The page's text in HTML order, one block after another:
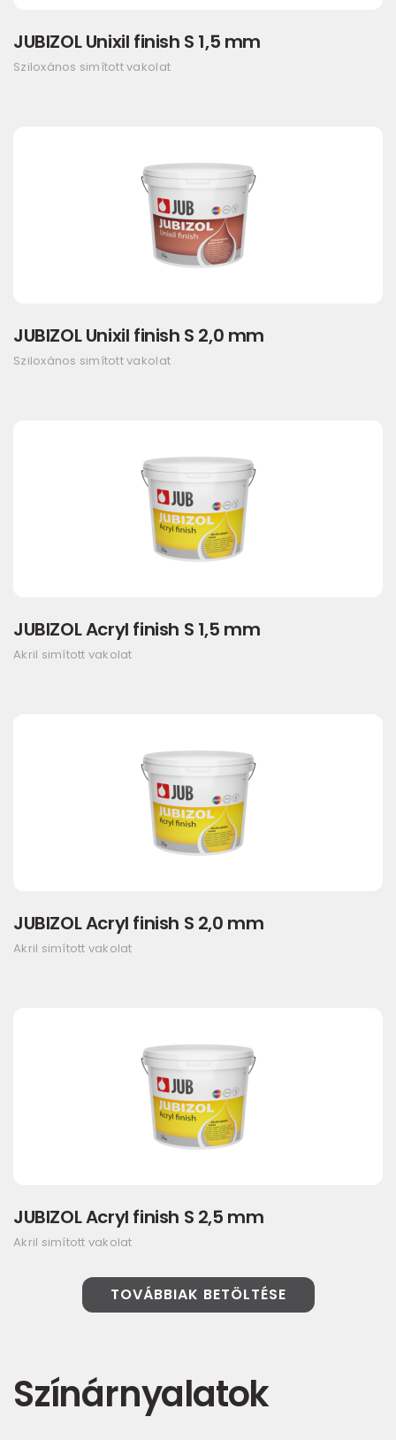
JUBIZOL Unixil finish S 1,5 mm
Sziloxános simított vakolat
JUBIZOL Unixil finish S 2,0 mm
Sziloxános simított vakolat
JUBIZOL Acryl finish S 1,5 mm
Akril simított vakolat
JUBIZOL Acryl finish S 2,0 mm
Akril simított vakolat
JUBIZOL Acryl finish S 2,5 mm
Akril simított vakolat
TOVÁBBIAK BETÖLTÉSE
Színárnyalatok